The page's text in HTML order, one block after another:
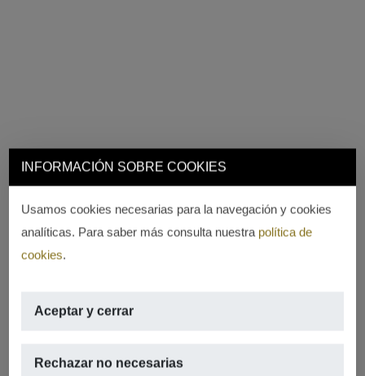
INFORMACIÓN SOBRE COOKIES
Usamos cookies necesarias para la navegación y cookies
analíticas. Para saber más consulta nuestra política de
cookies.
Aceptar y cerrar
Rechazar no necesarias